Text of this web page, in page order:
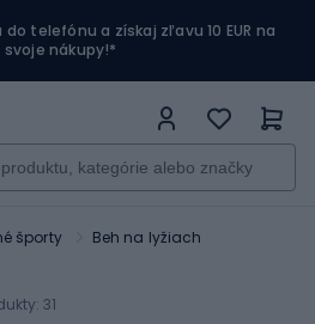
telefónu a získaj zľavu 10 EUR na
svoje nákupy!*
športy Beh na lyžiach
31